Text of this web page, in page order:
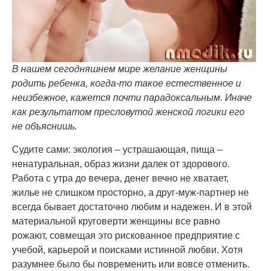
В нашем сегодняшнем мире желание женщины
родить ребенка, когда-то такое естественное и
неизбежное, кажется почти парадоксальным. Иначе
как результатом пресловутой женской логики его
не объяснишь.
Судите сами: экология – устрашающая, пища –
ненатуральная, образ жизни далек от здорового.
Работа с утра до вечера, денег вечно не хватает,
жилье не слишком просторно, а друг-муж-партнер не
всегда бывает достаточно любим и надежен. И в этой
материальной круговерти женщины все равно
рожают, совмещая это рискованное предприятие с
учебой, карьерой и поисками истинной любви. Хотя
разумнее было бы повременить или вовсе отменить.